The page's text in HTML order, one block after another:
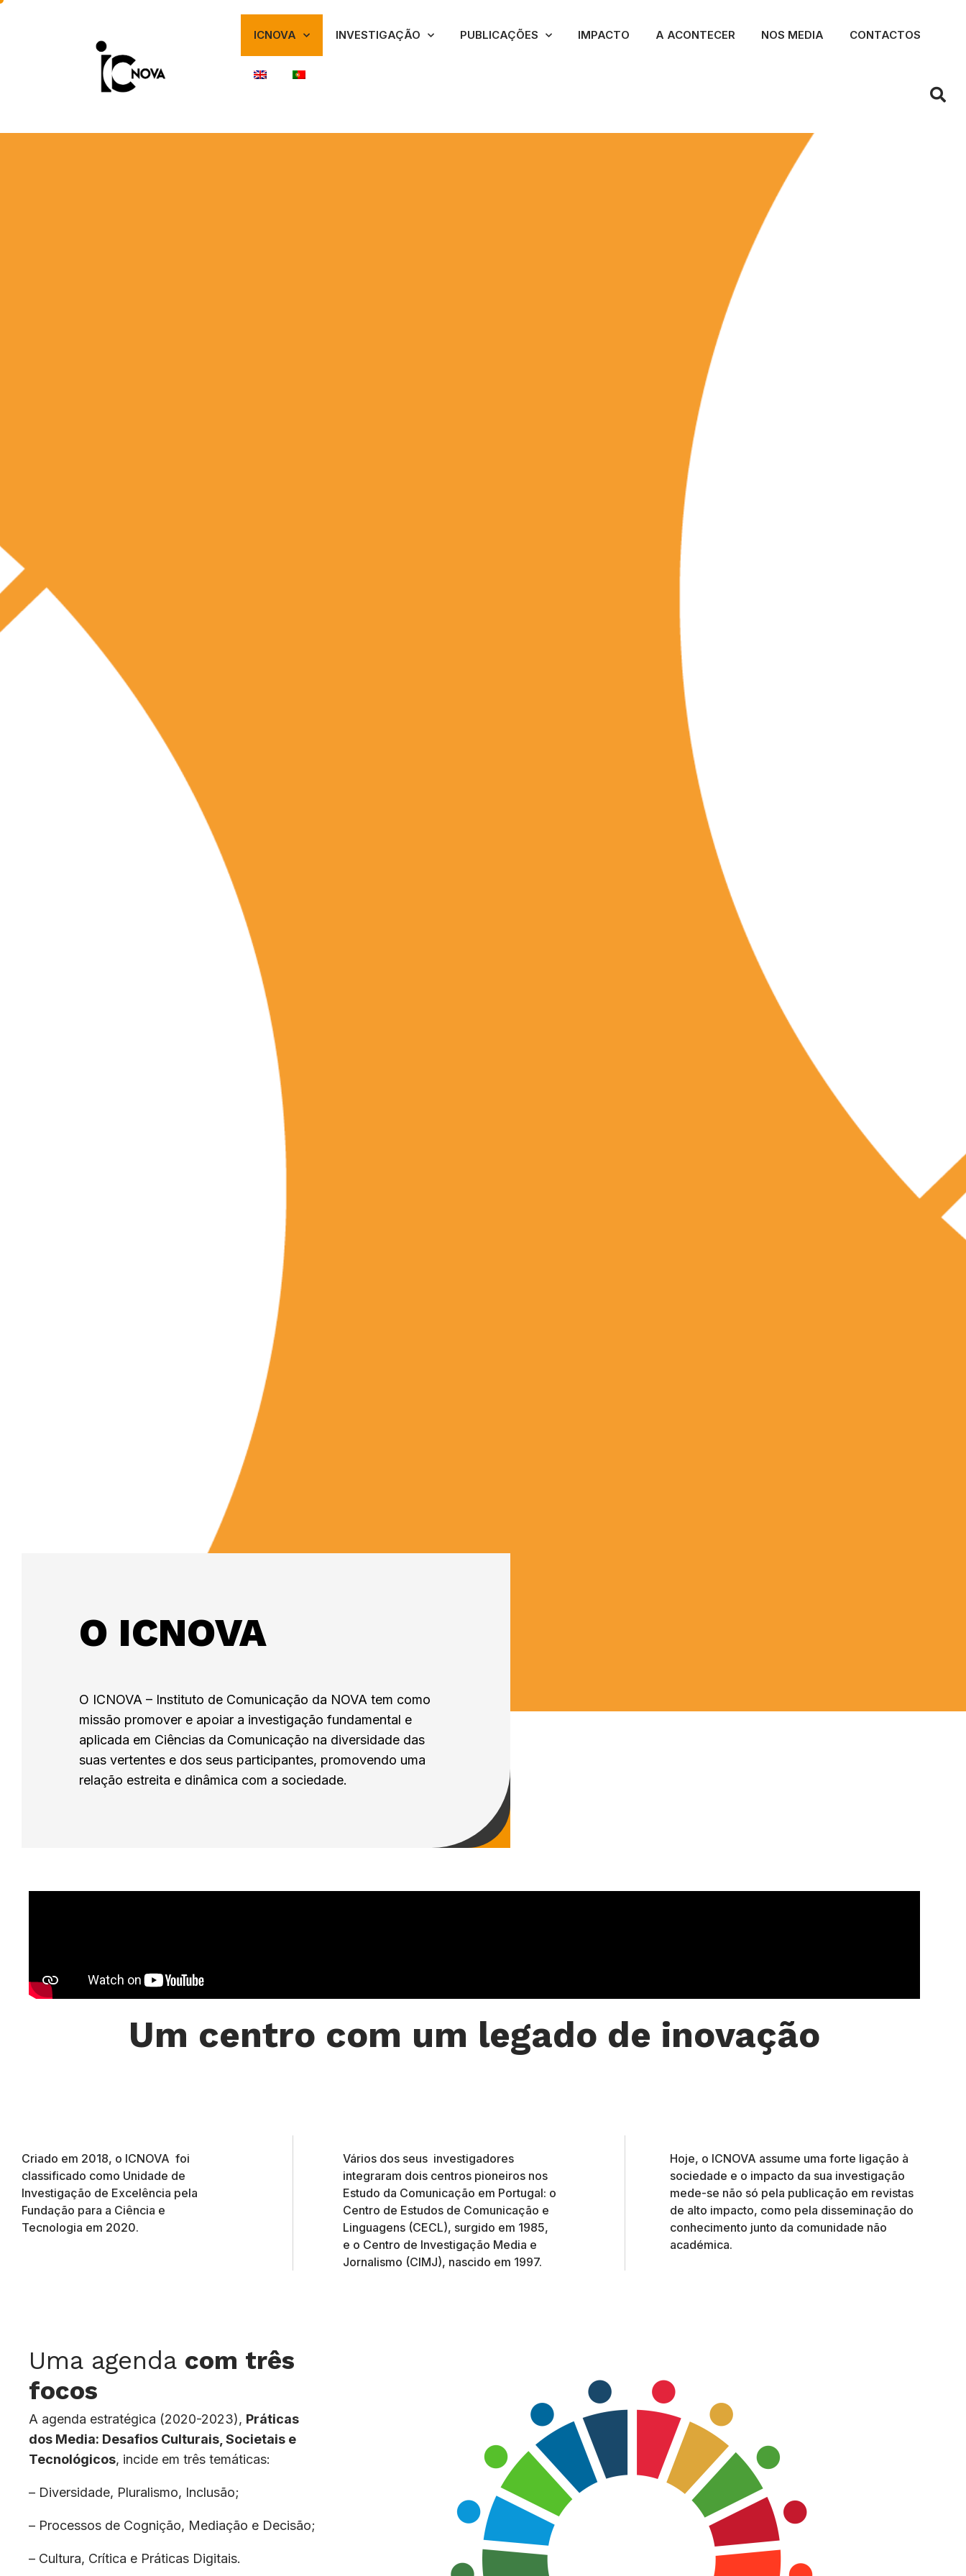
ICNOVA INVESTIGAÇÃO PUBLICAÇÕES IMPACTO A ACONTECER NOS MEDIA CONTACTOS
O ICNOVA​
O ICNOVA – Instituto de Comunicação da NOVA tem como
missão promover e apoiar a investigação fundamental e
aplicada em Ciências da Comunicação na diversidade das
suas vertentes e dos seus participantes, promovendo uma
relação estreita e dinâmica com a sociedade.
Um centro com um legado de inovação
Criado em 2018, o ICNOVA foi
classificado como Unidade de
Investigação de Excelência pela
Fundação para a Ciência e
Tecnologia em 2020.
Vários dos seus investigadores
integraram dois centros pioneiros nos
Estudo da Comunicação em Portugal: o
Centro de Estudos de Comunicação e
Linguagens (CECL), surgido em 1985,
e o Centro de Investigação Media e
Jornalismo (CIMJ), nascido em 1997.
Hoje, o ICNOVA assume uma forte ligação à
sociedade e o impacto da sua investigação
mede-se não só pela publicação em revistas
de alto impacto, como pela disseminação do
conhecimento junto da comunidade não
académica.
Uma agenda com três
focos
A agenda estratégica (2020-2023), Práticas
dos Media: Desafios Culturais, Societais e
Tecnológicos, incide em três temáticas:
– Diversidade, Pluralismo, Inclusão;
– Processos de Cognição, Mediação e Decisão;
– Cultura, Crítica e Práticas Digitais.